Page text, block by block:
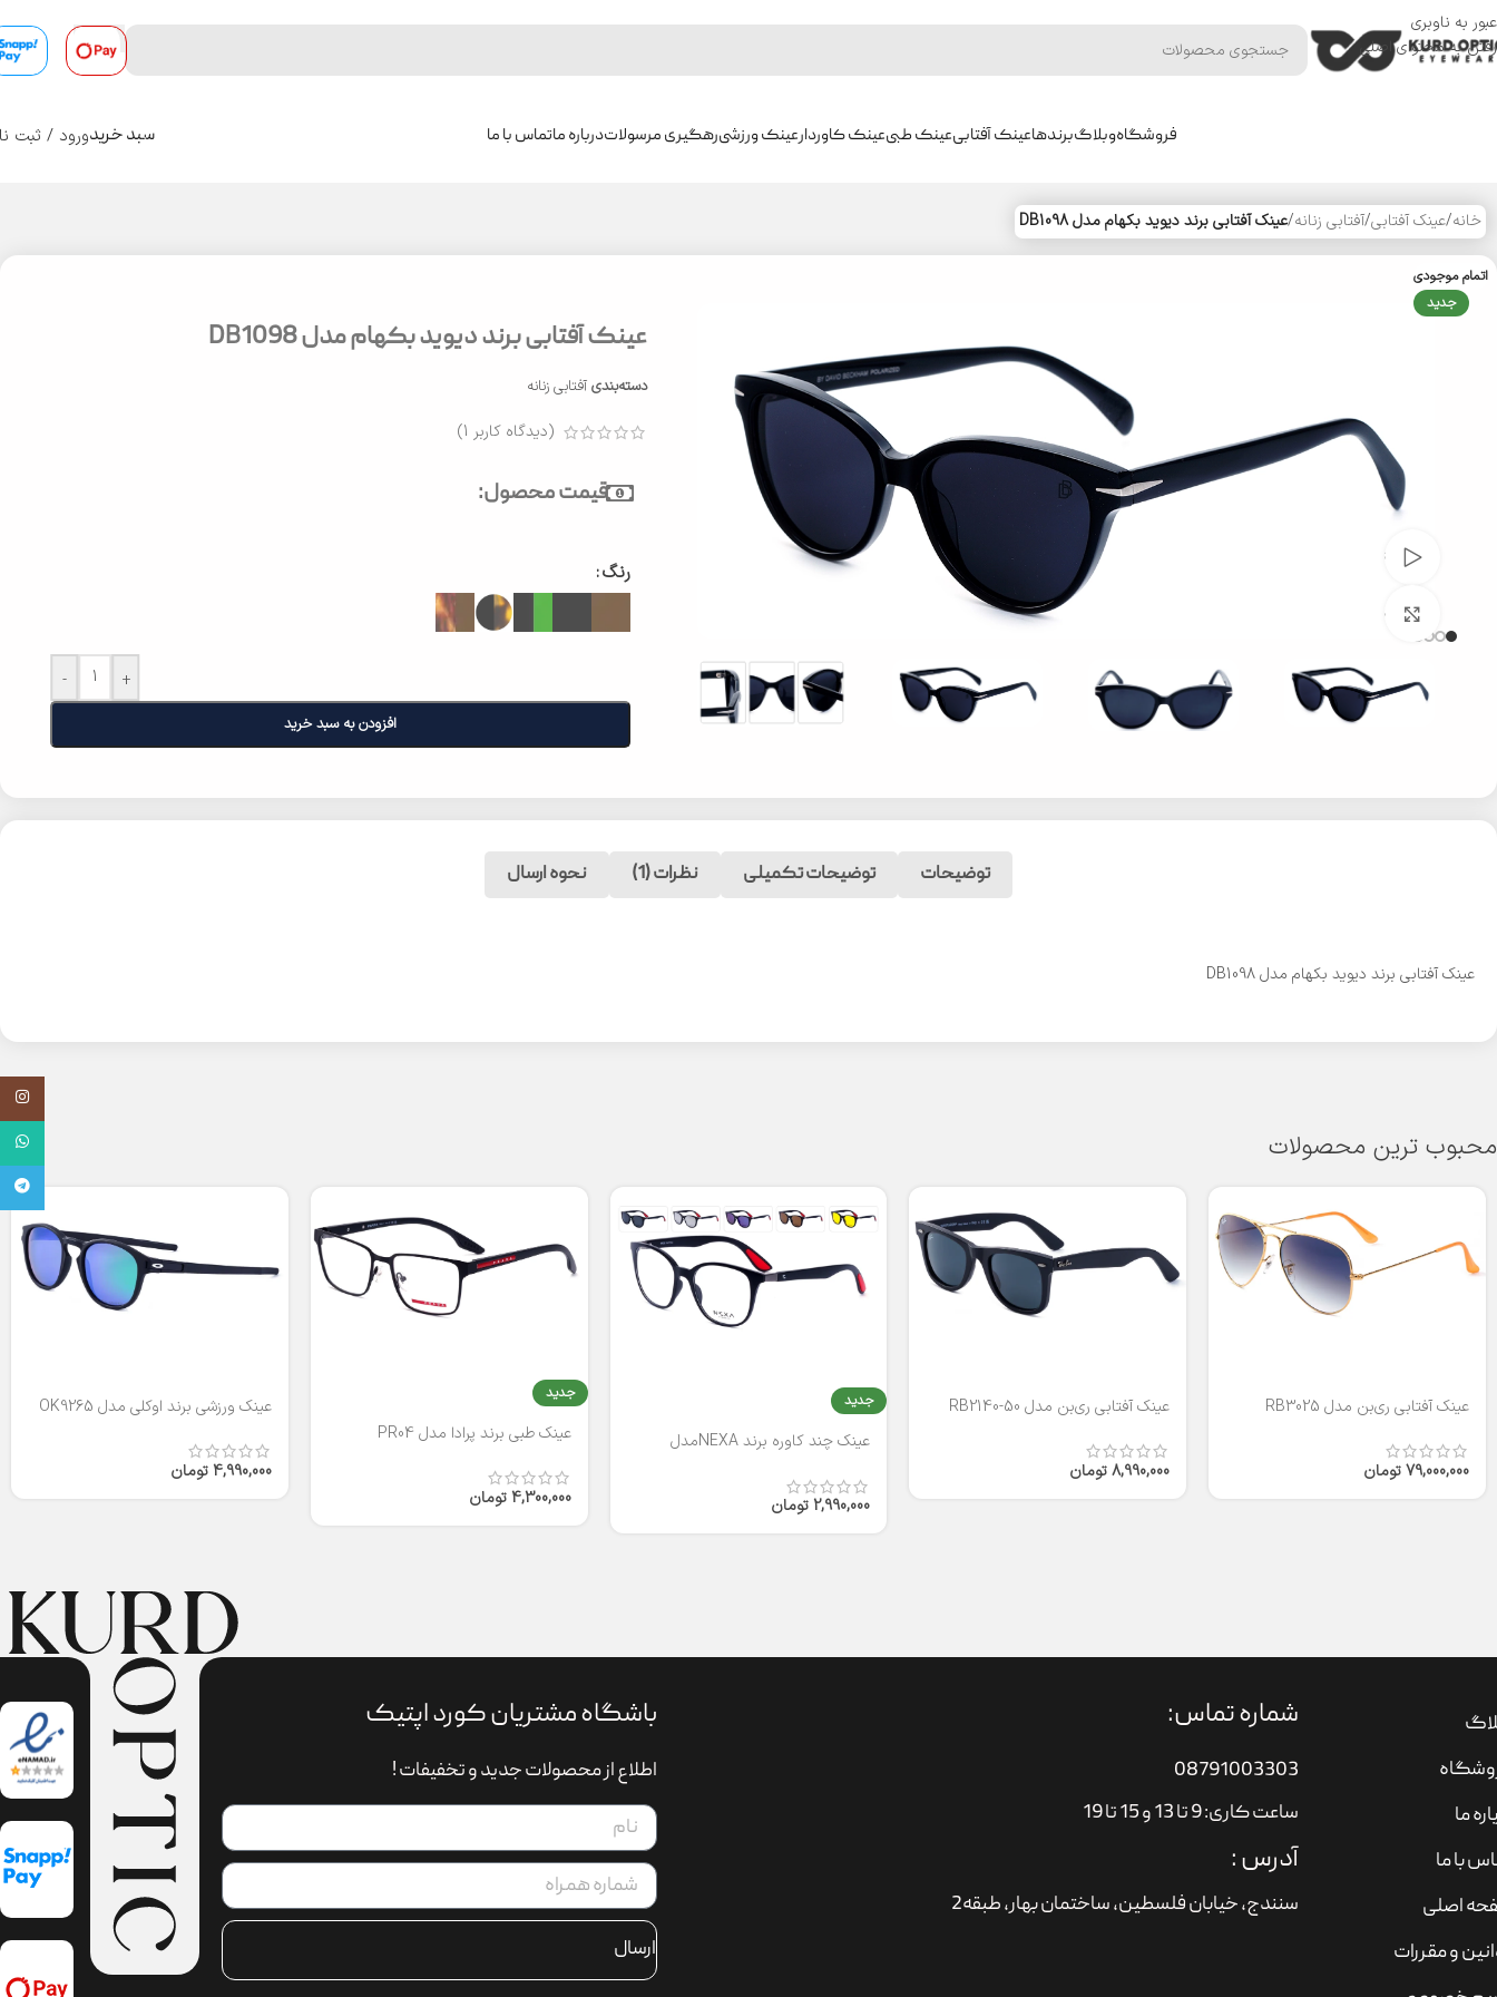
عبور به ناوبری
رفتن به محتوای اصلی
فروشگاهوبلاگبرندهاعینک آفتابیعینک طبیعینک کاوردارعینک ورزشیرهگیری مرسولاتدرباره ماتماس با ما 0
سبد خریدورود / ثبت
خانه/عینک آفتابی/آفتابی زنانه/عینک آفتابی برند دیوید بکهام مدل DB1098
اتمام موجودی
جدید
عینک آفتابی برند دیوید بکهام مدل DB1098
دسته‌بندی آفتابی زنانه
(دیدگاه کاربر 1
)
قیمت محصول:
رنگ
- +
افزودن به سبد خرید
توضیحات توضیحات تکمیلی نظرات (1) نحوه ارسال
عینک آفتابی برند دیوید بکهام مدل DB1098
محبوب ترین محصولات
عینک آفتابی ری‌بن مدل RB3025
79,000,000تومان
عینک آفتابی ری‌بن مدل RB2140-50
8,990,000 تومان
جدید
عینک چند کاوره برند NEXAمدل
2,990,000 تومان
جدید
عینک طبی برند پرادا مدل PR04
4,300,000 تومان
عینک ورزشی برند اوکلی مدل OK9265
4,990,000 تومان
ما
با ما
اصلی
و مقررات
شماره تماس:
08791003303
ساعت کاری: 9 تا 13 و 15 تا 19
آدرس :
سنندج، خیابان فلسطین،‌ ساختمان بهار، طبقه2
باشگاه مشتریان کورد اپتیک
اطلاع از محصولات جدید و تخفیفات !
ارسال
واتساپ
تلگرام